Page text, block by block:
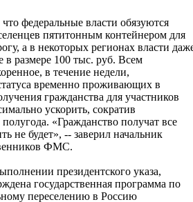
федеральные власти обязуются
пятитонным контейнером для
а в некоторых регионах власти
в размере 100 тыс. руб. Всем
в течение недели,
временно проживающих в
гражданства для участников
ускорить, сократив
«Гражданство получат все
не будет», -- заверил начальник
ФМС.
президентского указа,
государственная программа по
переселению в Россию